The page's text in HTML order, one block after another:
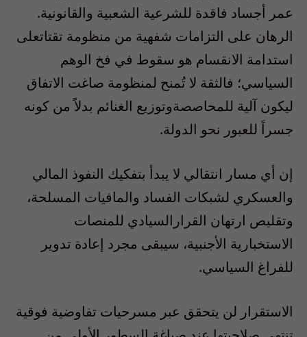
عمر أجساد فاقدة للشرعية الشعبية والقانونية.
الرهان على التزامات شفهية من منظومة تقتاتعلى
استدامة الانقسام هو سقوط في فخ الوهم
السياسي؛ فالثقة لا تمنح لمنظومة صاغت الاتفاق
ليكون آلية للمحاصصةوتوزيع الغنائم بدلاًمن كونه
جسرا للعبور نحو الدولة.
إن أي مسار انتقالي لا يبدأ بتفكيك النفوذ المالي
والعسكري لشبكات الفساد والمافيات المسلحة،
وتقليص ارتهان القرار السيادي للمنصات
الاستخبارية الأجنبية، سيبقى مجرد إعادة تدوير
للفراغ السياسي.
الاستقرار لن يتحقق عبر مسرحيات تفاوضية فوقية